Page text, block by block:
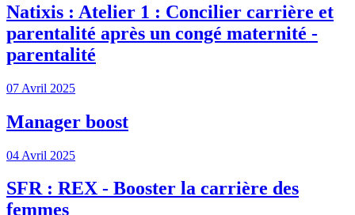
Natixis : Atelier 1 : Concilier carrière et
parentalité après un congé maternité -
parentalité
07 Avril 2025
Manager boost
04 Avril 2025
SFR : REX - Booster la carrière des
femmes